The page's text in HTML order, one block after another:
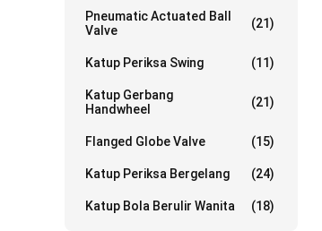
Pneumatic Actuated Ball
Valve
(21)
Katup Periksa Swing (11)
Katup Gerbang
Handwheel
(21)
Flanged Globe Valve (15)
Katup Periksa Bergelang (24)
Katup Bola Berulir Wanita (18)